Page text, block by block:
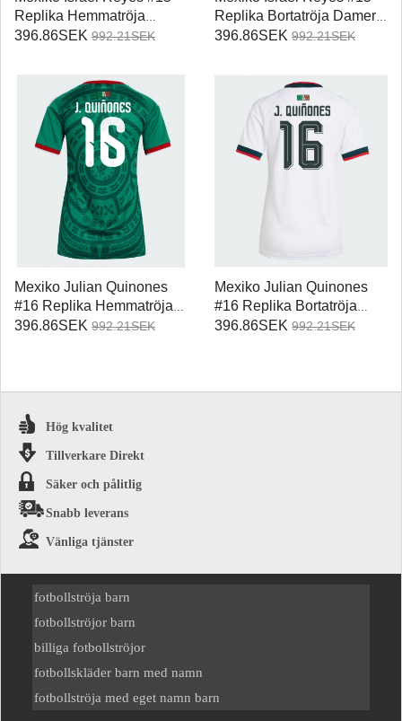
Replika Hemmatröja
Damer VM 2026
396.86SEK 992.21SEK
Replika Bortatröja Damer
VM 2026 Kortärmad
396.86SEK 992.21SEK
Mexiko Julian Quinones
#16 Replika Hemmatröja
Damer VM 2026
396.86SEK 992.21SEK
Mexiko Julian Quinones
#16 Replika Bortatröja
Damer VM 2026
396.86SEK 992.21SEK
Hög kvalitet
Tillverkare Direkt
Säker och pålitlig
Snabb leverans
Vänliga tjänster
fotbollströja barn
fotbollströjor barn
billiga fotbollströjor
fotbollskläder barn med namn
fotbollströja med eget namn barn